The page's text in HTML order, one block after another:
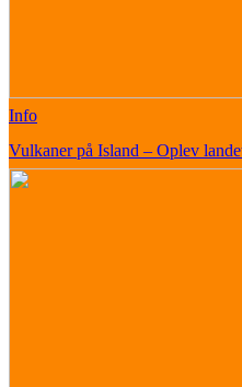
Info
Vulkaner på Island – Oplev